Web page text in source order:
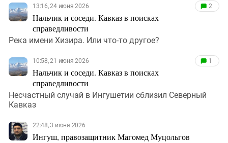
13:16, 24 июня 2026
Нальчик и соседи. Кавказ в поисках
справедливости
2
Река имени Хизира. Или что-то другое?
10:58, 21 июня 2026
Нальчик и соседи. Кавказ в поисках
справедливости
1
Несчастный случай в Ингушетии сблизил Северный
Кавказ
22:48, 3 июня 2026
Ингуш, правозащитник Магомед Муцольгов